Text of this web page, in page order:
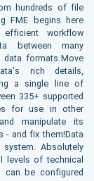
hundreds of file
FME begins here
workflow
between many
formats.Move
rich details,
a single line of
335+ supported
for use in other
manipulate its
- and fix them!Data
Absolutely
levels of technical
can be configured